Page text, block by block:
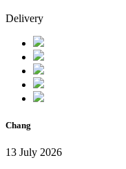
Delivery
Chang
13 July 2026